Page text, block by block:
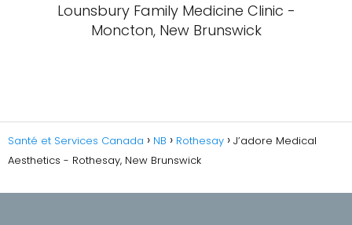
Lounsbury Family Medicine Clinic -
Moncton, New Brunswick
Santé et Services Canada NB Rothesay
J’adore Medical
Aesthetics - Rothesay, New Brunswick